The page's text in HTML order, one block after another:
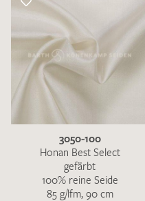
3050-100
Honan Best Select
gefärbt
100% reine Seide
85 g/lfm, 90 cm